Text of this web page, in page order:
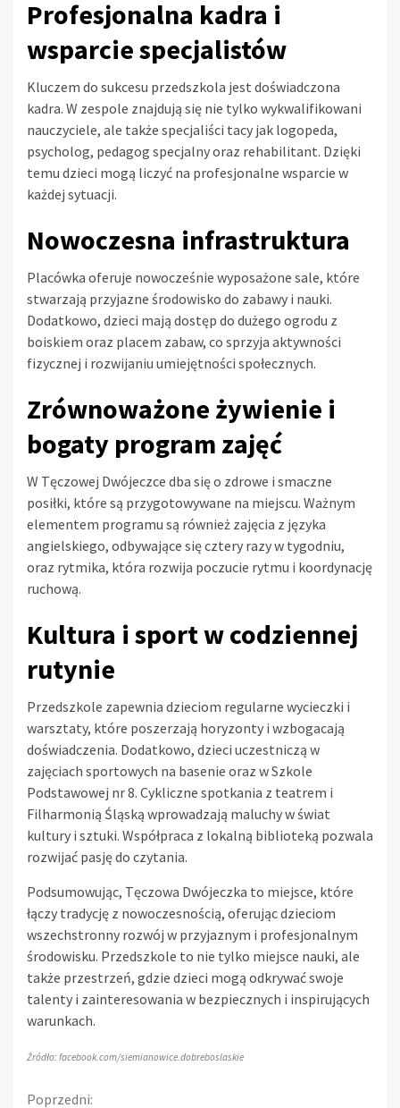
Profesjonalna kadra i
wsparcie specjalistów
Kluczem do sukcesu przedszkola jest doświadczona
kadra. W zespole znajdują się nie tylko wykwalifikowani
nauczyciele, ale także specjaliści tacy jak logopeda,
psycholog, pedagog specjalny oraz rehabilitant. Dzięki
temu dzieci mogą liczyć na profesjonalne wsparcie w
każdej sytuacji.
Nowoczesna infrastruktura
Placówka oferuje nowocześnie wyposażone sale, które
stwarzają przyjazne środowisko do zabawy i nauki.
Dodatkowo, dzieci mają dostęp do dużego ogrodu z
boiskiem oraz placem zabaw, co sprzyja aktywności
fizycznej i rozwijaniu umiejętności społecznych.
Zrównoważone żywienie i
bogaty program zajęć
W Tęczowej Dwójeczce dba się o zdrowe i smaczne
posiłki, które są przygotowywane na miejscu. Ważnym
elementem programu są również zajęcia z języka
angielskiego, odbywające się cztery razy w tygodniu,
oraz rytmika, która rozwija poczucie rytmu i koordynację
ruchową.
Kultura i sport w codziennej
rutynie
Przedszkole zapewnia dzieciom regularne wycieczki i
warsztaty, które poszerzają horyzonty i wzbogacają
doświadczenia. Dodatkowo, dzieci uczestniczą w
zajęciach sportowych na basenie oraz w Szkole
Podstawowej nr 8. Cykliczne spotkania z teatrem i
Filharmonią Śląską wprowadzają maluchy w świat
kultury i sztuki. Współpraca z lokalną biblioteką pozwala
rozwijać pasję do czytania.
Podsumowując, Tęczowa Dwójeczka to miejsce, które
łączy tradycję z nowoczesnością, oferując dzieciom
wszechstronny rozwój w przyjaznym i profesjonalnym
środowisku. Przedszkole to nie tylko miejsce nauki, ale
także przestrzeń, gdzie dzieci mogą odkrywać swoje
talenty i zainteresowania w bezpiecznych i inspirujących
warunkach.
Źródło: facebook.com/siemianowice.dobreboslaskie
Poprzedni: